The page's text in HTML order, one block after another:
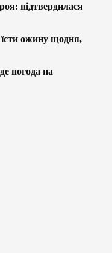
підтвердилася
ожину щодня,
погода на